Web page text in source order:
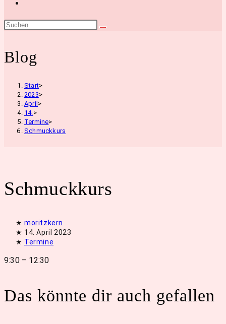
umschalten
Blog
Start>
2023>
April >
14. >
Termine>
Schmuckkurs
Schmuckkurs
Beitrags-
Autor:
moritzkern
Beitrag
veröffentlicht:
14. April 2023
Beitrags-
Termine
9:30 – 12:30
Das könnte dir auch gefallen